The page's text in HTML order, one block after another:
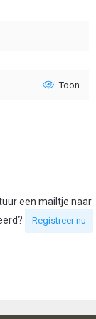
Toon
een mailtje naar
Registreer nu